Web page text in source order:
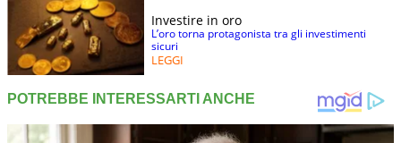
Investire in oro
L’oro torna protagonista tra gli investimenti
sicuri
LEGGI